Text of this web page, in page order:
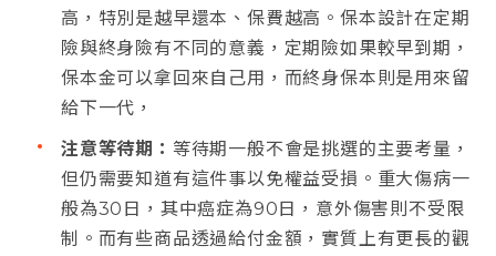
40歲 45,900元
40
重點整理 保障範圍大
商品詳情
高，特別是越早還本、保費越高。保本設計在定期
險與終身險有不同的意義，定期險如果較早到期，
保本金可以拿回來自己用，而終身保本則是用來留
給下一代，
注意等待期： 等待期一般不會是挑選的主要考量，
但仍需要知道有這件事以免權益受損。重大傷病一
般為30日，其中癌症為90日，意外傷害則不受限
制。而有些商品透過給付金額，實質上有更長的觀